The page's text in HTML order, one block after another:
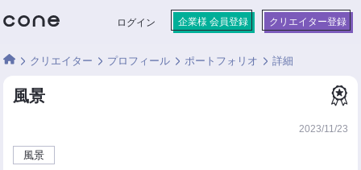
ログイン 企業様 会員登録 クリエイター登録
クリエイター プロフィール ポートフォリオ 詳細
風景
2023/11/23
風景